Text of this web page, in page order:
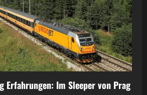
Erfahrungen: Im Sleeper von Prag